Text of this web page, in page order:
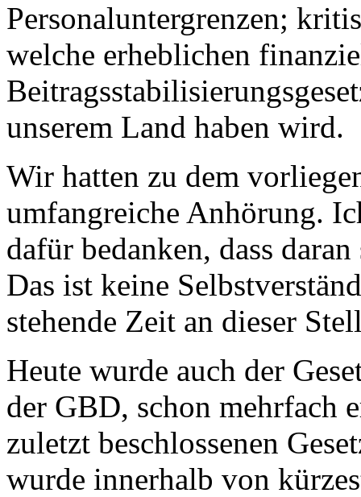
Personaluntergrenzen;
welche erheblichen
unserem Land haben wird.
Wir hatten zu dem
umfangreiche Anhörung.
dafür bedanken, dass
Das ist keine
stehende Zeit an dieser
Heute wurde auch der
der GBD, schon mehrfach
zuletzt beschlossenen
wurde innerhalb von